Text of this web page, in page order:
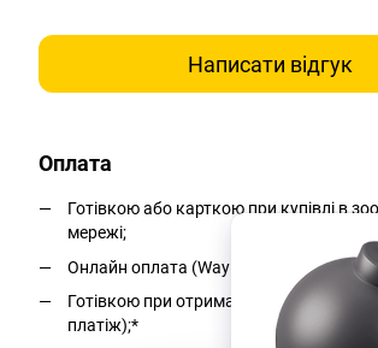
Написати відгук
Оплата
Готівкою або карткою при купівлі в
мережі;
Онлайн оплата (WayForPay);
Готівкою при отриманні на пошті
платіж);*